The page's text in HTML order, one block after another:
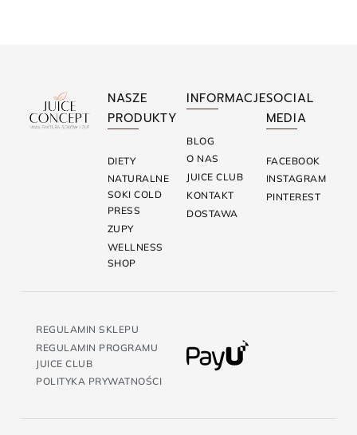
NASZE
PRODUKTY
DIETY
NATURALNE
SOKI COLD
PRESS
ZUPY
WELLNESS
SHOP
INFORMACJE
BLOG
O NAS
JUICE CLUB
KONTAKT
DOSTAWA
SOCIAL
MEDIA
FACEBOOK
INSTAGRAM
PINTEREST
REGULAMIN SKLEPU
REGULAMIN PROGRAMU
JUICE CLUB
POLITYKA PRYWATNOŚCI